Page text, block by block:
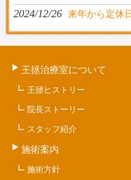
2024/12/26 来年から定休
王拯治療室について
王拯ヒストリー
院長ストーリー
スタッフ紹介
施術案内
施術方針